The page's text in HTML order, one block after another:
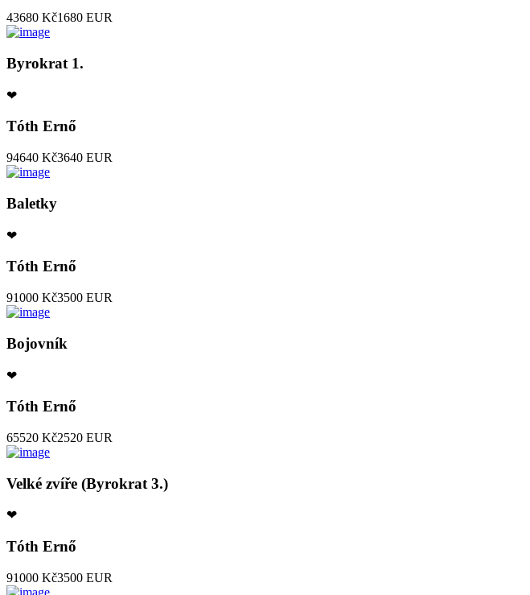
43680 Kč1680 EUR
Byrokrat 1.
❤
Tóth Ernő
94640 Kč3640 EUR
Baletky
❤
Tóth Ernő
91000 Kč3500 EUR
Bojovník
❤
Tóth Ernő
65520 Kč2520 EUR
Velké zvíře (Byrokrat 3.)
❤
Tóth Ernő
91000 Kč3500 EUR